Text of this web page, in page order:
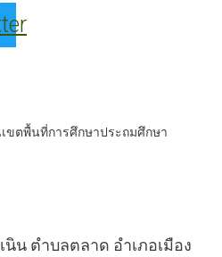
ขตพื้นที่การศึกษาประถมศึกษา
น ตำบลตลาด อำเภอเมือง